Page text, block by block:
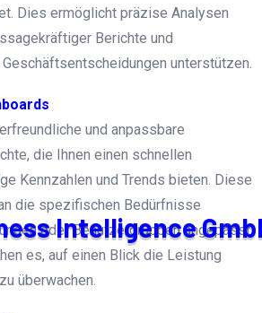
essIntelligenceGmb
Dies ermöglicht präzise Analysen
Berichte und
unterstützen.
und anpassbare
die Ihnen einen schnellen
Kennzahlen und Trends bieten. Diese
die spezifischen Bedürfnisse
oder Benutzergruppen angepasst
es, auf einen Blick die Leistung
überwachen.